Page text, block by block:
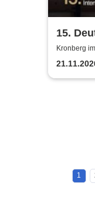
15.
Kronberg
Bechtein
1